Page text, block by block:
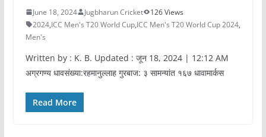
June 18, 2024 Jugbharun Cricket
126 Views
2024,ICC Men's T20 World Cup,ICC Men's T20 World Cup 2024,
Men's
Written by : K. B. Updated : जून 18, 2024 | 12:12 AM
अग्रगण्य धावसंख्या:रहमानुल्लाह गुरबाज: ३ सामन्यांत १६७ धावामार्कस
Read More